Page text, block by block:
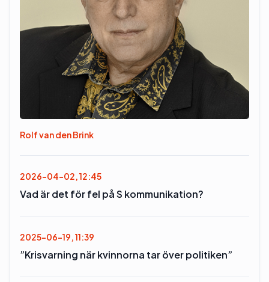
Rolf van den Brink
2026-04-02, 12:45
Vad är det för fel på S kommunikation?
2025-06-19, 11:39
”Krisvarning när kvinnorna tar över politiken”